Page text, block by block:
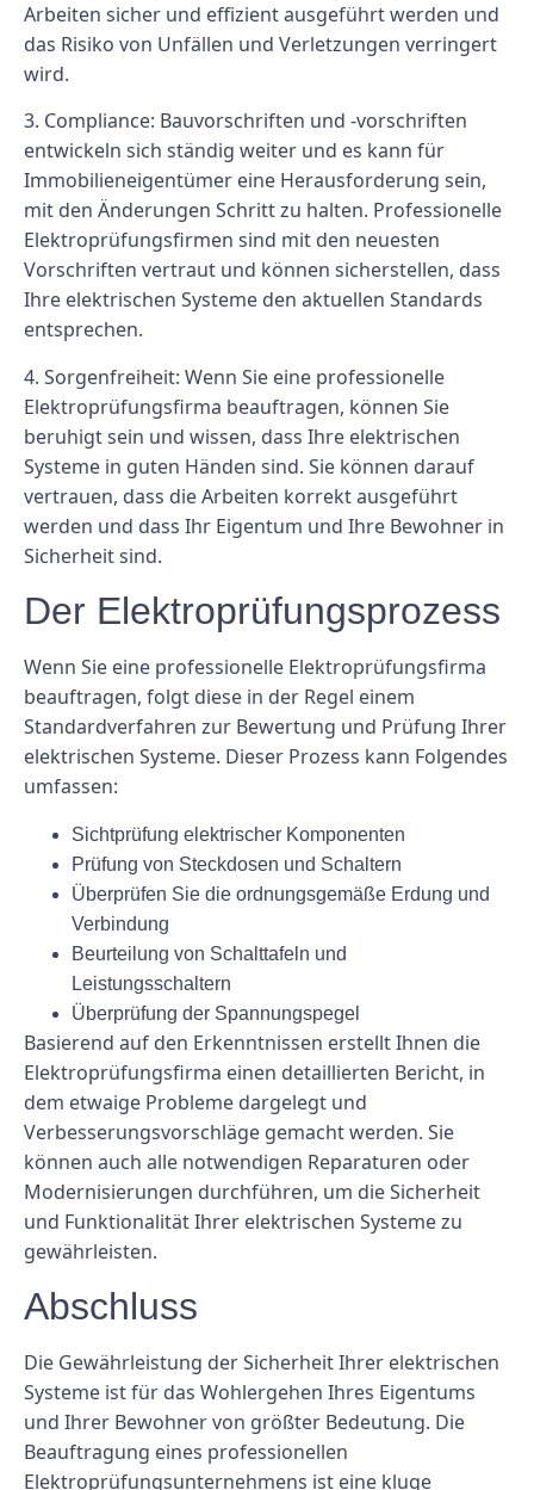
Arbeiten sicher und effizient ausgeführt werden und
das Risiko von Unfällen und Verletzungen verringert
wird.
3. Compliance: Bauvorschriften und -vorschriften
entwickeln sich ständig weiter und es kann für
Immobilieneigentümer eine Herausforderung sein,
mit den Änderungen Schritt zu halten. Professionelle
Elektroprüfungsfirmen sind mit den neuesten
Vorschriften vertraut und können sicherstellen, dass
Ihre elektrischen Systeme den aktuellen Standards
entsprechen.
4. Sorgenfreiheit: Wenn Sie eine professionelle
Elektroprüfungsfirma beauftragen, können Sie
beruhigt sein und wissen, dass Ihre elektrischen
Systeme in guten Händen sind. Sie können darauf
vertrauen, dass die Arbeiten korrekt ausgeführt
werden und dass Ihr Eigentum und Ihre Bewohner in
Sicherheit sind.
Der Elektroprüfungsprozess
Wenn Sie eine professionelle Elektroprüfungsfirma
beauftragen, folgt diese in der Regel einem
Standardverfahren zur Bewertung und Prüfung Ihrer
elektrischen Systeme. Dieser Prozess kann Folgendes
umfassen:
Sichtprüfung elektrischer Komponenten
Prüfung von Steckdosen und Schaltern
Überprüfen Sie die ordnungsgemäße Erdung und
Verbindung
Beurteilung von Schalttafeln und
Leistungsschaltern
Überprüfung der Spannungspegel
Basierend auf den Erkenntnissen erstellt Ihnen die
Elektroprüfungsfirma einen detaillierten Bericht, in
dem etwaige Probleme dargelegt und
Verbesserungsvorschläge gemacht werden. Sie
können auch alle notwendigen Reparaturen oder
Modernisierungen durchführen, um die Sicherheit
und Funktionalität Ihrer elektrischen Systeme zu
gewährleisten.
Abschluss
Die Gewährleistung der Sicherheit Ihrer elektrischen
Systeme ist für das Wohlergehen Ihres Eigentums
und Ihrer Bewohner von größter Bedeutung. Die
Beauftragung eines professionellen
Elektroprüfungsunternehmens ist eine kluge